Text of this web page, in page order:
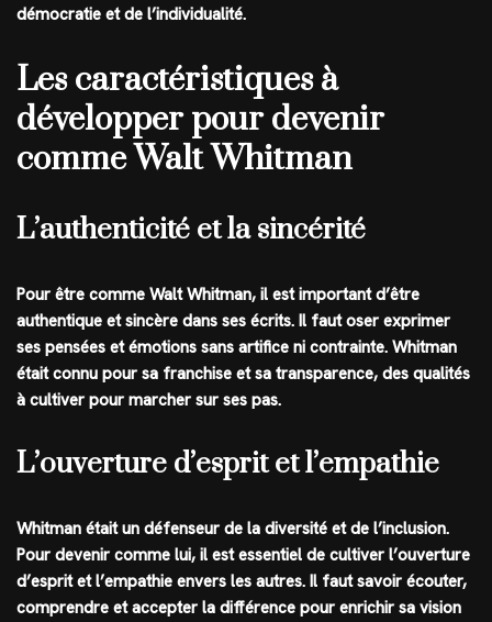
démocratie et de l’individualité.
Les caractéristiques à
développer pour devenir
comme Walt Whitman
L’authenticité et la sincérité
Pour être comme Walt Whitman, il est important d’être
authentique et sincère dans ses écrits. Il faut oser exprimer
ses pensées et émotions sans artifice ni contrainte. Whitman
était connu pour sa franchise et sa transparence, des qualités
à cultiver pour marcher sur ses pas.
L’ouverture d’esprit et l’empathie
Whitman était un défenseur de la diversité et de l’inclusion.
Pour devenir comme lui, il est essentiel de cultiver l’ouverture
d’esprit et l’empathie envers les autres. Il faut savoir écouter,
comprendre et accepter la différence pour enrichir sa vision